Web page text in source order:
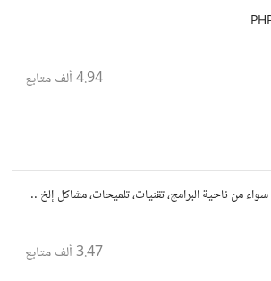
4.94 ألف متابع
من ناحية البرامج، تقنيات، تلميحات، مشاكل إلخ ..
3.47 ألف متابع